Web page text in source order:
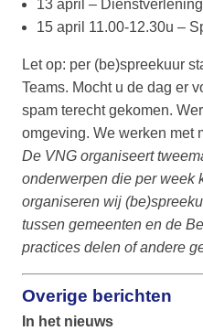
13 april –
15 april 11.00-12.30u –
Let op: per (be)spreekuur
Teams. Mocht u de dag er
spam terecht gekomen.
omgeving. We werken met
De VNG organiseert
onderwerpen die per week
organiseren wij
tussen gemeenten en de
practices delen of andere
Overige berichten
In het nieuws